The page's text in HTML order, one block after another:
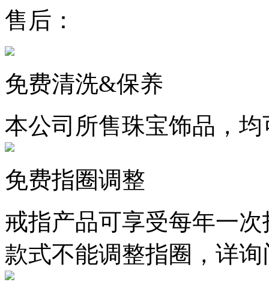
售后：
免费清洗&保养
本公司所售珠宝饰品，
免费指圈调整
戒指产品可享受每年一
款式不能调整指圈，详